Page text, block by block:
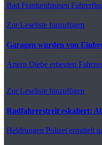
Bad Frankenhausen
Zur Leseliste hinzufügen
Garagen wurden von
Artern Diebe erbeuten
Zur Leseliste hinzufügen
Radfahrerstreit eskaliert:
Heldrungen Polizei ermittelt